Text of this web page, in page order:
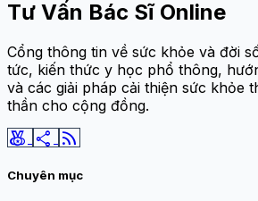
Tư Vấn Bác Sĩ Online
Cổng thông tin về sức khỏe và đời
tức, kiến thức y học phổ thông,
và các giải pháp cải thiện sức khỏe
thần cho cộng đồng.
social_leaderboard share rss_feed
Chuyên mục